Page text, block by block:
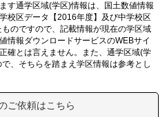
す通学区域(学区)情報は、国土数値情報
校区データ【2016年度】及び中学校区
のですので、記載情報が現在の学区域
情報ダウンロードサービスのWEBサイ
確とは言えません。また、通学区域(学
、そちらを踏まえ学区情報は参考とし
ご依頼はこちら